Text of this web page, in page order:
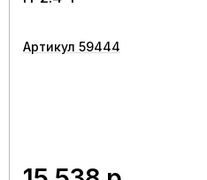
Артикул 59444